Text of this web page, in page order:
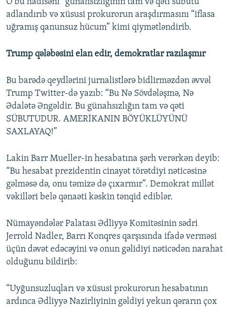
O bu hadisəni “günahsızlığının tam və qəti sübutu”
adlandırıb və xüsusi prokurorun araşdırmasını “iflasa
uğramış qanunsuz hücum” kimi qiymətləndirib.
Trump qələbəsini elan edir, demokratlar razılaşmır
Bu barədə qeydlərini jurnalistlərə bidlirməzdən əvvəl
Trump Twitter-də yazıb: “Bu Nə Sövdələşmə, Nə
Ədalətə Əngəldir. Bu günahsızlığın tam və qəti
SÜBUTUDUR. AMERİKANIN BÖYÜKLÜYÜNÜ
SAXLAYAQ!”
Lakin Barr Mueller-in hesabatına şərh verərkən deyib:
“Bu hesabat prezidentin cinayət törətdiyi nəticəsinə
gəlməsə də, onu təmizə də çıxarmır”. Demokrat millət
vəkilləri belə qənaəti kəskin tənqid ediblər.
Nümayəndələr Palatası Ədliyyə Komitəsinin sədri
Jerrold Nadler, Barrı Konqres qarşısında ifadə verməsi
üçün dəvət edəcəyini və onun gəlidiyi nəticədən narahat
olduğunu bildirib:
“Uyğunsuzluqları və xüsusi prokurorun hesabatının
ardınca Ədliyyə Nazirliyinin gəldiyi yekun qərarın çox